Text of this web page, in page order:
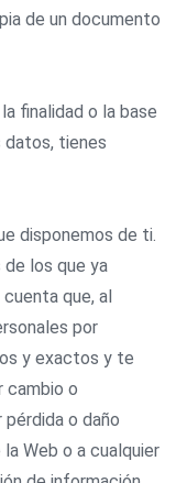
de un documento
finalidad o la base
datos, tienes
disponemos de ti.
los que ya
que, al
por
y exactos y te
cambio o
o daño
Web o a cualquier